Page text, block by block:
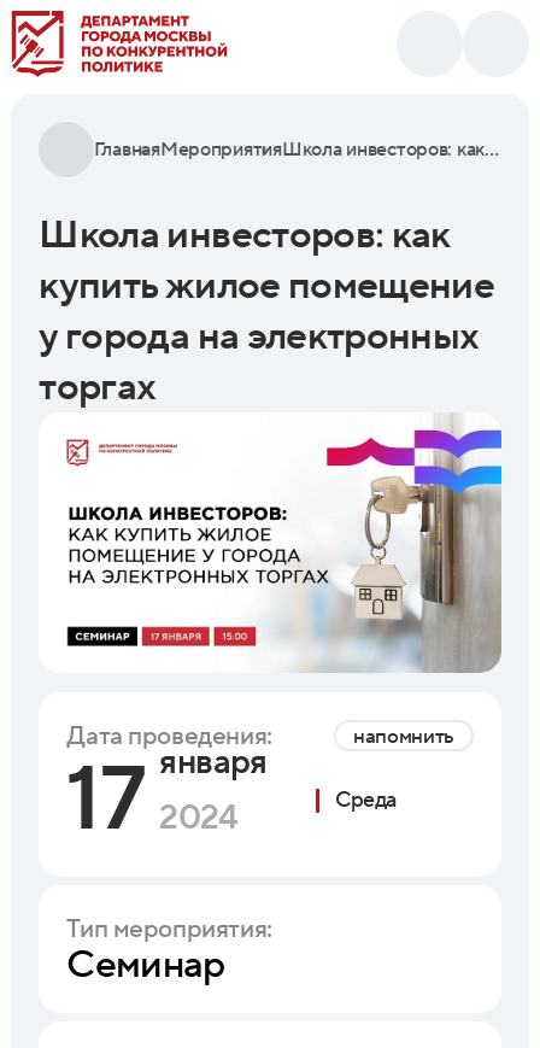
ГлавнаяМероприятия Школа инвесторов: как купить жилое помещение у города на электронных торгах
Школа инвесторов: как
купить жилое помещение
у города на электронных
торгах
Дата проведения: напомнить
17 января
2024
Среда
Тип мероприятия:
Семинар